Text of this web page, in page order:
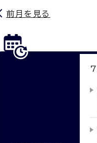
前月を見る
7